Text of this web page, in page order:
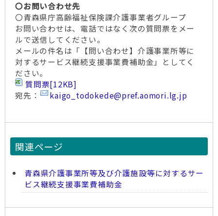
〇お問い合わせ先
〇青森県庁高齢福祉保険課介護事業者グループ
お問い合わせは、電話ではなく次の質問票をメー
ルで送信してください。
メールの件名は「【問い合わせ】介護事業所等に
対するサービス継続支援事業費補助金」としてく
ださい。
質問票[12KB]
宛先：
kaigo_todokede@pref.aomori.lg.jp
関連ページ
青森県介護事業所等及び介護施設等に対するサー
ビス継続支援事業費補助金